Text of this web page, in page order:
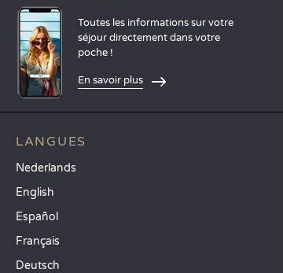
Toutes les informations sur votre
séjour directement dans votre
poche !
En savoir plus
LANGUES
Nederlands
English
Español
Français
Deutsch